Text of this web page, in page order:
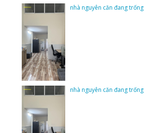
nhà nguyên căn đang trống
nhà nguyên căn đang trống